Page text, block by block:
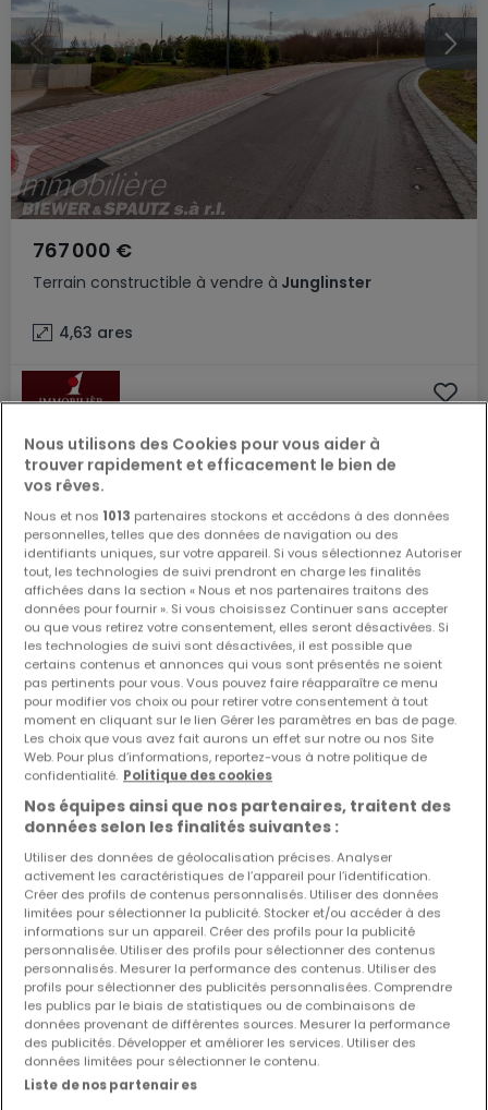
Terrain constructible à vendre à Junglinster
767 000 €
4,63 ares
Terrain constructible à vendre à Junglinster
385 000 €
10,3 ares
Nous utilisons des Cookies pour vous aider à
trouver rapidement et efficacement le bien de
vos rêves.
Nous et nos 1013 partenaires stockons et accédons à des données
personnelles, telles que des données de navigation ou des
identifiants uniques, sur votre appareil. Si vous sélectionnez Autoriser
tout, les technologies de suivi prendront en charge les finalités
affichées dans la section « Nous et nos partenaires traitons des
données pour fournir ». Si vous choisissez Continuer sans accepter
ou que vous retirez votre consentement, elles seront désactivées. Si
les technologies de suivi sont désactivées, il est possible que
certains contenus et annonces qui vous sont présentés ne soient
pas pertinents pour vous. Vous pouvez faire réapparaître ce menu
pour modifier vos choix ou pour retirer votre consentement à tout
moment en cliquant sur le lien Gérer les paramètres en bas de page.
Les choix que vous avez fait aurons un effet sur notre ou nos Site
Web. Pour plus d’informations, reportez-vous à notre politique de
confidentialité. Politique des cookies
Nos équipes ainsi que nos partenaires, traitent des
données selon les finalités suivantes :
Utiliser des données de géolocalisation précises. Analyser
activement les caractéristiques de l’appareil pour l’identification.
Créer des profils de contenus personnalisés. Utiliser des données
limitées pour sélectionner la publicité. Stocker et/ou accéder à des
informations sur un appareil. Créer des profils pour la publicité
personnalisée. Utiliser des profils pour sélectionner des contenus
personnalisés. Mesurer la performance des contenus. Utiliser des
profils pour sélectionner des publicités personnalisées. Comprendre
les publics par le biais de statistiques ou de combinaisons de
données provenant de différentes sources. Mesurer la performance
des publicités. Développer et améliorer les services. Utiliser des
données limitées pour sélectionner le contenu.
Liste de nos partenaires